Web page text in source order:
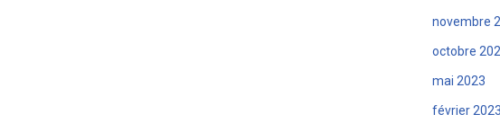
novembre
octobre
mai 2023
février 2023